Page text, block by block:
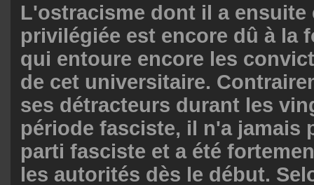
L'ostracisme dont il a ensuite
privilégiée est encore dû à la
qui entoure encore les
de cet universitaire.
ses détracteurs durant les
période fasciste, il n'a jamais
parti fasciste et a été
les autorités dès le début.